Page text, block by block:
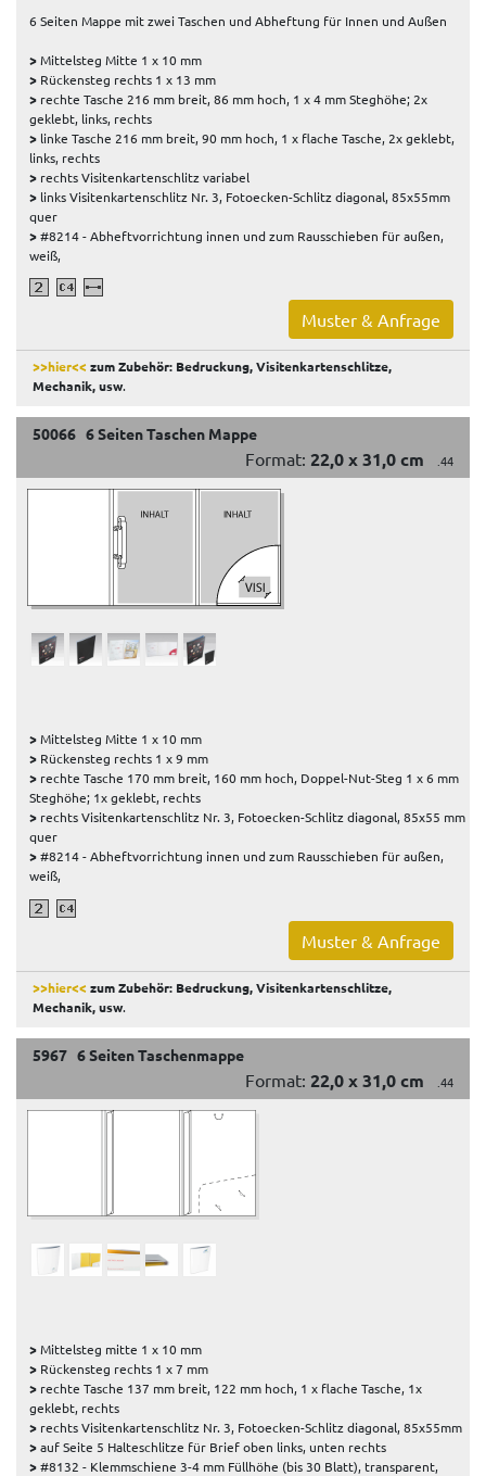
6 Seiten Mappe mit zwei Taschen und Abheftung für Innen und Außen
>Mittelsteg Mitte 1 x 10 mm
> Rückensteg rechts 1 x 13 mm
> rechte Tasche 216 mm breit, 86 mm hoch, 1 x 4 mm Steghöhe; 2x
geklebt, links, rechts
> linke Tasche 216 mm breit, 90 mm hoch, 1 x flache Tasche, 2x geklebt,
links, rechts
> rechts Visitenkartenschlitz variabel
> links Visitenkartenschlitz Nr. 3, Fotoecken-Schlitz diagonal, 85x55mm
quer
>#8214 - Abheftvorrichtung innen und zum Rausschieben für außen,
weiß,
Muster & Anfrage
>>hier<<zum Zubehör: Bedruckung, Visitenkartenschlitze,
Mechanik, usw.
50066 6 Seiten Taschen Mappe
Format: 22,0 x 31,0 cm .44
>Mittelsteg Mitte 1 x 10 mm
> Rückensteg rechts 1 x 9 mm
> rechte Tasche 170 mm breit, 160 mm hoch, Doppel-Nut-Steg 1 x 6 mm
Steghöhe; 1x geklebt, rechts
> rechts Visitenkartenschlitz Nr. 3, Fotoecken-Schlitz diagonal, 85x55 mm
quer
>#8214 - Abheftvorrichtung innen und zum Rausschieben für außen,
weiß,
Muster & Anfrage
>>hier<<zum Zubehör: Bedruckung, Visitenkartenschlitze,
Mechanik, usw.
5967 6 Seiten Taschenmappe
Format: 22,0 x 31,0 cm .44
>Mittelsteg mitte 1 x 10 mm
> Rückensteg rechts 1 x 7 mm
> rechte Tasche 137 mm breit, 122 mm hoch, 1 x flache Tasche, 1x
geklebt, rechts
> rechts Visitenkartenschlitz Nr. 3, Fotoecken-Schlitz diagonal, 85x55mm
>auf Seite 5 Halteschlitze für Brief oben links, unten rechts
>#8132 - Klemmschiene 3-4 mm Füllhöhe (bis 30 Blatt), transparent,